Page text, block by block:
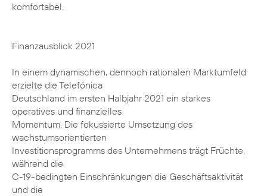
komfortabel.
Finanzausblick 2021
In einem dynamischen, dennoch rationalen Marktumfeld
erzielte die Telefónica
Deutschland im ersten Halbjahr 2021 ein starkes
operatives und finanzielles
Momentum. Die fokussierte Umsetzung des
wachstumsorientierten
Investitionsprogramms des Unternehmens trägt Früchte,
während die
C-19-bedingten Einschränkungen die Geschäftsaktivität
und die